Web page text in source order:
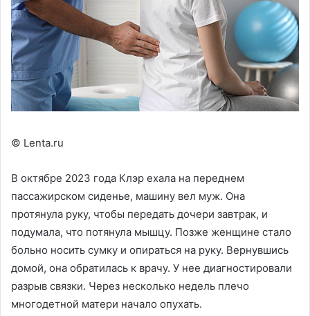
© Lenta.ru
В октябре 2023 года Клэр ехала на переднем
пассажирском сиденье, машину вел муж. Она
протянула руку, чтобы передать дочери завтрак, и
подумала, что потянула мышцу. Позже женщине стало
больно носить сумку и опираться на руку. Вернувшись
домой, она обратилась к врачу. У нее диагностировали
разрыв связки. Через несколько недель плечо
многодетной матери начало опухать.